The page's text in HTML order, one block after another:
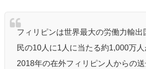
フィリピンは世界最大の労働力輸出
民の10人に1人に当たる約1,000万人
2018年の在外フィリピン人からの